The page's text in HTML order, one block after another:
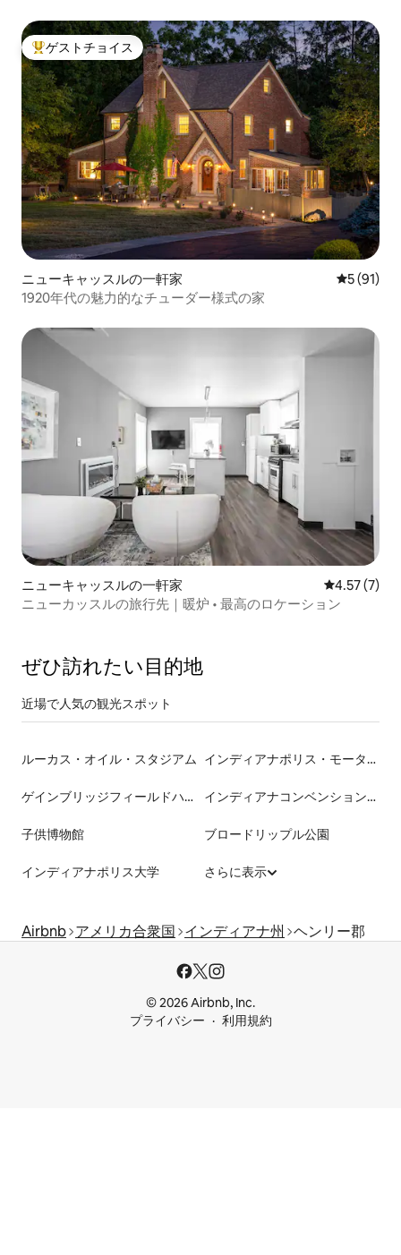
大好評のゲストチョイスです。
ゲストチョイス
ニューキャッスルの一軒家 レビュー
5 (91)
1920年代の魅力的なチューダー様式の家
ニューキャッスルの一軒家 レビュー7
4.57 (7)
ニューカッスルの旅行先｜暖炉 • 最高のロケーション
ぜひ訪⁠れ⁠た⁠い目⁠的⁠地
近場で人気の観光スポット
ルーカス・オイル・スタジアム インディアナポリス・モーター・スピードウェイ
ゲインブリッジフィールドハウス インディアナコンベンションセンター
子供博物館 ブロードリップル公園
インディアナポリス大学 さらに表示
Airbnb アメリカ合衆国 インディアナ州 ヘンリー郡
© 2026 Airbnb, Inc.
プライバシー
利用規約